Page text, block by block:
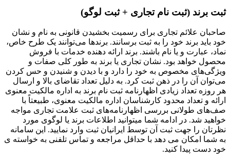
ثبت برند (ثبت نام تجاری + ثبت لوگو)
صاحبان علائم تجاری برای رسمیت بخشیدن قانونی به نام و نشان
خود باید برند خود را به ثبت برسانند. برندها می‌توانند یک طرح خاص،
نماد، عبارت و یا نام باشند. برند ارائه دهنده خدمات با فروش
محصول خواهد بود. نشان تجاری یا برند به طور کلی صفات و
ویژگی‌های مخصوص به خود را دارد و با دیدن و شنیدن و حس کردن
می‌توان آن را در ذهن ثبت کرد. به دلیل تعداد تقاضای بالا و ارسال
هر روزه تعداد زیادی اظهارنامه ثبت نام برند به اداره مالکیت معنوی
ارائه و تعداد محدود کارشناسان اداره مالکیت معنوی، طبیعتاً با
صف‌های طولانی بررسی اظهارنامه‌های ثبت علامت تجاری مواجه
خواهید شد. در ادامه شما میتوانید اطلاعات برند یا لوگوی مورد
نظرتان را جهت ثبت آن توسط ایرانیان ثبت وارد نمایید. این سامانه
به شما امکان می دهد با حداقل مراجعه و تماس تلفنی به خواسته ی
خود دست پیدا کنید.